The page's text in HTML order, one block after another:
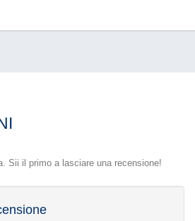
Sii il primo a lasciare una recensione!